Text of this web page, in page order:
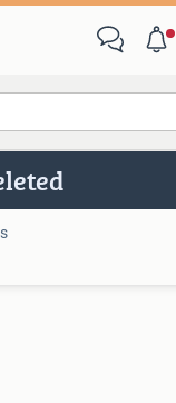
Alle afstanden…